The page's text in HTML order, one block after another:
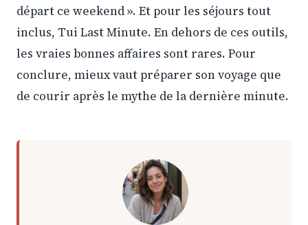
départ ce weekend ». Et pour les séjours tout
inclus, Tui Last Minute. En dehors de ces outils,
les vraies bonnes affaires sont rares. Pour
conclure, mieux vaut préparer son voyage que
de courir après le mythe de la dernière minute.